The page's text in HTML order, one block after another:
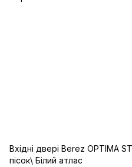
Вхідні двері Berez OPTIMA
пісок\ Білий атлас